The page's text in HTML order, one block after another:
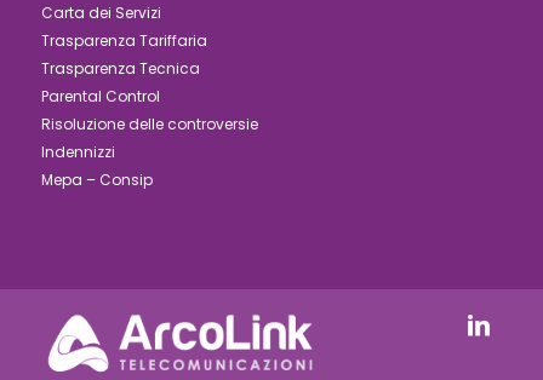
Carta dei Servizi
Trasparenza Tariffaria
Trasparenza Tecnica
Parental Control
Risoluzione delle controversie
Indennizzi
Mepa – Consip